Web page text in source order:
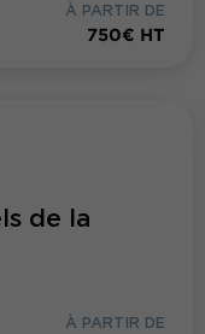
À PARTIR DE
750€ HT
de la
À PARTIR DE